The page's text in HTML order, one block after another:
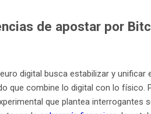
de apostar por
digital busca estabilizar y
que combine lo digital con lo
que plantea interrogantes